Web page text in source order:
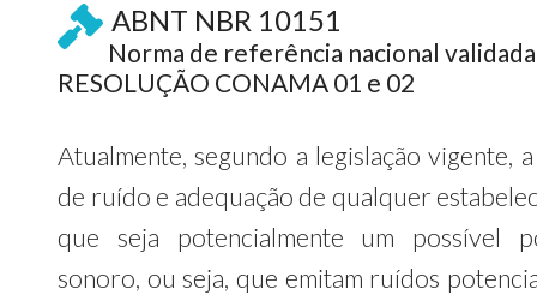
ABNT NBR 10151
Norma de referência nacional
RESOLUÇÃO CONAMA 01 e 02
Atualmente, segundo a legislação vigente,
de ruído e adequação de qualquer
que seja potencialmente um possível
sonoro, ou seja, que emitam ruídos